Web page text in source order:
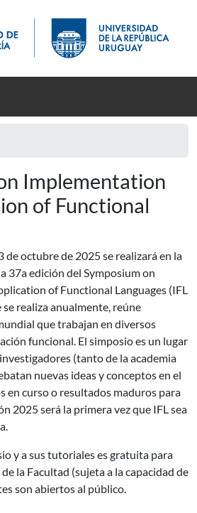
Implementation
of Functional
de octubre de 2025 se realizará en la
37a edición del Symposium on
of Functional Languages (IFL
realiza anualmente, reúne
que trabajan en diversos
funcional. El simposio es un lugar
(tanto de la academia
nuevas ideas y conceptos en el
en curso o resultados maduros para
2025 será la primera vez que IFL sea
y a sus tutoriales es gratuita para
la Facultad (sujeta a la capacidad de
son abiertos al público.